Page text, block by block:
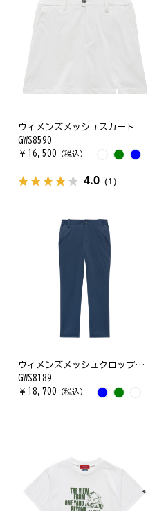
ウィメンズメッシュスカート
GWS8590
￥ 16,500 （税込）
4.0 （1）
ウィメンズメッシュクロップドパンツ
GWS8189
￥ 18,700 （税込）